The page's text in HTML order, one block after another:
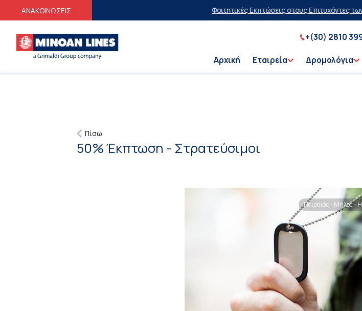
ΑΝΑΚΟΙΝΩΣΕΙΣ Φοιτητικές Εκπτώσεις στους Επιτυχόντες των
+(30) 2810
Αρχική Εταιρεία Δρομολόγια
Πίσω
50% Έκπτωση - Στρατεύσιμοι
Πειραιάς - Μήλος -